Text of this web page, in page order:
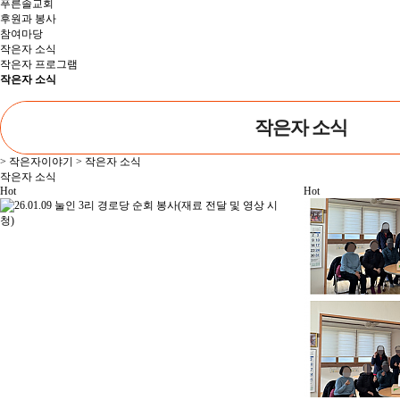
푸른솔교회
후원과 봉사
참여마당
작은자 소식
작은자 프로그램
작은자 소식
작은자 소식
> 작은자이야기 > 작은자 소식
작은자 소식
Hot
Hot